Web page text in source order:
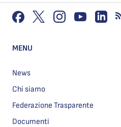
MENU
News
Chi siamo
Federazione Trasparente
Documenti